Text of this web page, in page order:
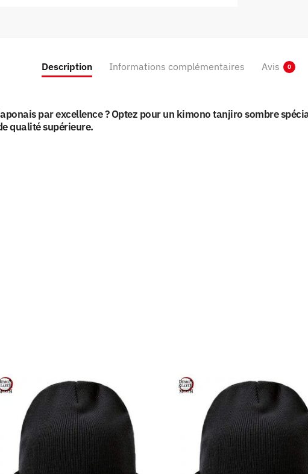
Description Informations complémentaires Avis 0
par excellence ? Optez pour un kimono tanjiro sombre
qualité supérieure.